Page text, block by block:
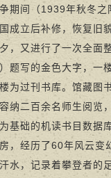
间（1939年秋冬之
成立后补修，恢复旧
，又进行了一次全面
题写的金色大字，一
为过刊书库。馆藏图
纳二百余名师生阅览
基础的机读书目数据
经历了60年风云变幻
水，记录着攀登者的